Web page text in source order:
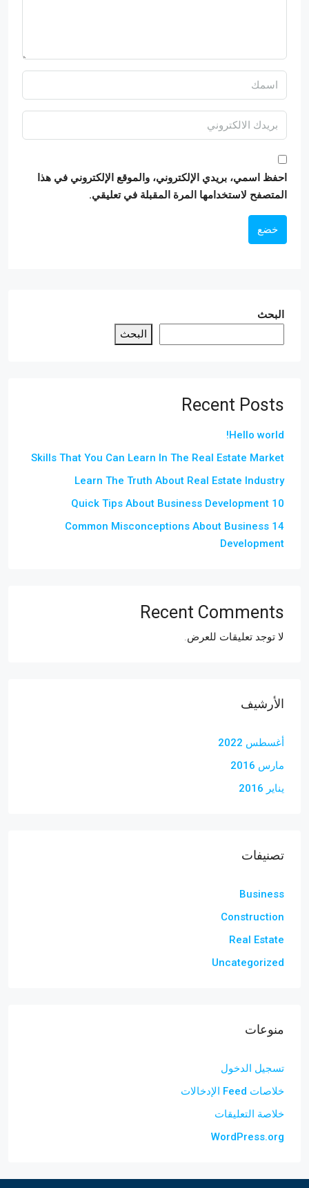
احفظ اسمي، بريدي الإلكتروني، والموقع الإلكتروني في هذا
المتصفح لاستخدامها المرة المقبلة في تعليقي.
خضع
البحث
البحث
Recent Posts
Hello world!
Skills That You Can Learn In The Real Estate Market
Learn The Truth About Real Estate Industry
10 Quick Tips About Business Development
14 Common Misconceptions About Business
Development
Recent Comments
لا توجد تعليقات للعرض.
الأرشيف
أغسطس 2022
مارس 2016
يناير 2016
تصنيفات
Business
Construction
Real Estate
Uncategorized
منوعات
تسجيل الدخول
خلاصات Feed الإدخالات
خلاصة التعليقات
WordPress.org